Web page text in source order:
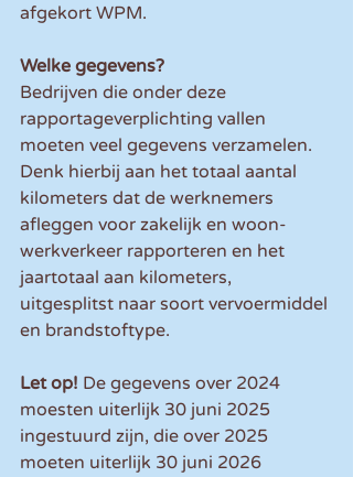
afgekort WPM.
Welke gegevens?
Bedrijven die onder deze
rapportageverplichting vallen
moeten veel gegevens verzamelen.
Denk hierbij aan het totaal aantal
kilometers dat de werknemers
afleggen voor zakelijk en woon-
werkverkeer rapporteren en het
jaartotaal aan kilometers,
uitgesplitst naar soort vervoermiddel
en brandstoftype.
Let op! De gegevens over 2024
moesten uiterlijk 30 juni 2025
ingestuurd zijn, die over 2025
moeten uiterlijk 30 juni 2026